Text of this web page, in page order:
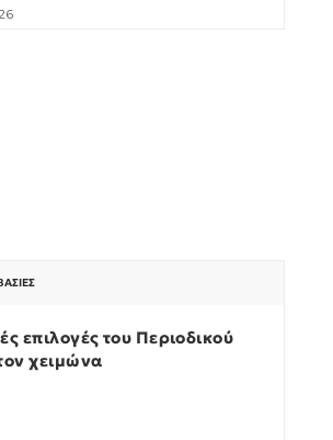
επιλογές του Περιοδικού
χειμώνα